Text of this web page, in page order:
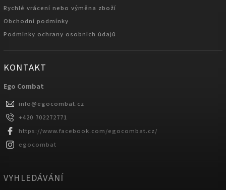
Rychlé vrácení nebo výměna zboží
Obchodní podmínky
Podmínky ochrany osobních údajů
KONTAKT
Ego Combat
info@egocombat.cz
+420 702272771
https://www.facebook.com/egocombat.cz/
egocombat
VYHLEDÁVÁNÍ